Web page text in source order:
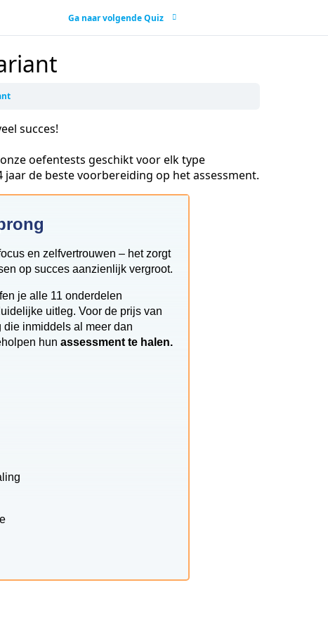
Ga naar volgende Quiz
succes!
oefentests geschikt voor elk type
de beste voorbereiding op het assessment.
en zelfvertrouwen – het zorgt
op succes aanzienlijk vergroot.
je alle 11 onderdelen
uitleg. Voor de prijs van
inmiddels al meer dan
hun assessment te halen.